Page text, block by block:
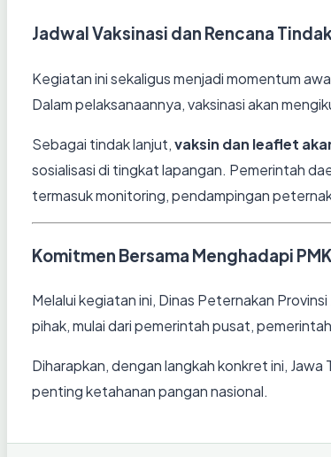
Jadwal Vaksinasi dan Rencana
Kegiatan ini sekaligus menjadi momentum
Dalam pelaksanaannya, vaksinasi akan
Sebagai tindak lanjut,vaksin dan leaflet
sosialisasi di tingkat lapangan. Pemerintah
termasuk monitoring, pendampingan
Komitmen Bersama Menghadapi PMK
Melalui kegiatan ini, Dinas Peternakan
pihak, mulai dari pemerintah pusat,
Diharapkan, dengan langkah konkret ini,
penting ketahanan pangan nasional.